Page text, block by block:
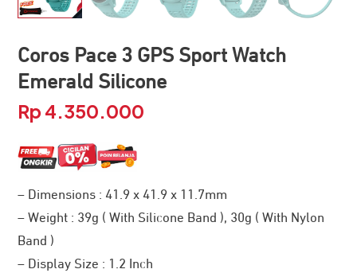
Coros Pace 3 GPS Sport Watch
Emerald Silicone
Rp 4.350.000
– Dimensions : 41.9 x 41.9 x 11.7mm
– Weight : 39g ( With Silicone Band ), 30g ( With Nylon
Band )
– Display Size : 1.2 Inch